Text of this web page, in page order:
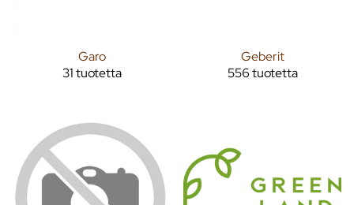
Garo
31 tuotetta
Geberit
556 tuotetta